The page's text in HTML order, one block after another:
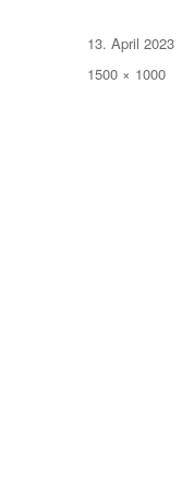
Veröffentlicht
am
13. April 2023
Volle
1500 × 1000